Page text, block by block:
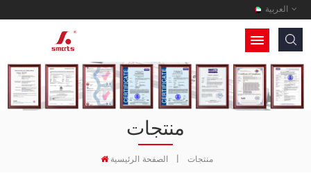
العربية
منتجات
الصفحة الرئيسية | منتجات